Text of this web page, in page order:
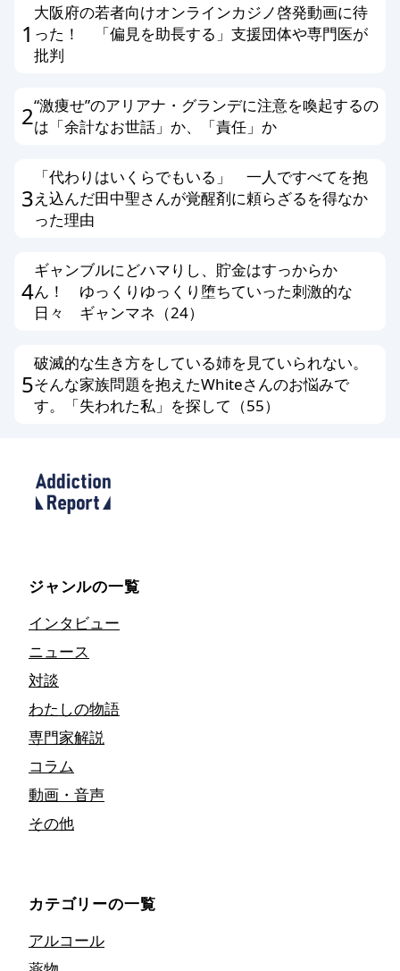
1
大阪府の若者向けオンラインカジノ啓発動画に待
った！ 「偏見を助長する」支援団体や専門医が
批判
2“激痩せ”のアリアナ・グランデに注意を喚起するの
は「余計なお世話」か、「責任」か
3
「代わりはいくらでもいる」 一人ですべてを抱
え込んだ田中聖さんが覚醒剤に頼らざるを得なか
った理由
4
ギャンブルにどハマりし、貯金はすっからか
ん！ ゆっくりゆっくり堕ちていった刺激的な
日々 ギャンマネ（24）
5
破滅的な生き方をしている姉を見ていられない。
そんな家族問題を抱えたWhiteさんのお悩みで
す。「失われた私」を探して（55）
ジャンルの一覧
インタビュー
ニュース
対談
わたしの物語
専門家解説
コラム
動画・音声
その他
カテゴリーの一覧
アルコール